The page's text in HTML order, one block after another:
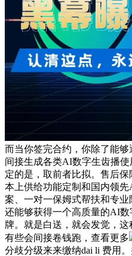
而当你签完合约，你除了能
间接生成各类AI数字生齿播
定的是，取前者比拟。售后
本上供给功能定制和国内领
案、一对一保姆式帮扶和专业
还能够获得一个高质量的AI
牌。就是白送，就会发觉，这
有些会间接卷钱跑，查看更多
分歧分级来来缴纳dai li 费用